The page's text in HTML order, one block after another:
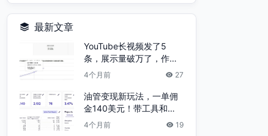
最新文章
YouTube长视频发了5
条，展示量破万了，作品
没流量就这几个原因（附
4个月前 27
油管变现新玩法，一单佣
金140美元！带工具和案
例账号分析
4个月前 19